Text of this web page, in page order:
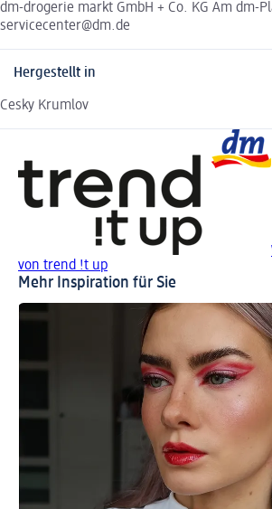
dm-drogerie markt GmbH + Co. KG Am dm-
servicecenter@dm.de
Hergestellt in
Cesky Krumlov
von trend !t up
Mehr Inspiration für Sie